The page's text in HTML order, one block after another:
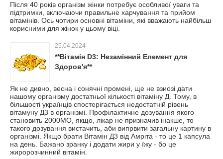
Після 40 років організм жінки потребує особливої уваги та
підтримки, включаючи правильне харчування та прийом
вітамінів. Ось чотири основні вітаміни, які вважають найбільш
корисними для жінок у цьому віці.
25.04.2024
**Вітамін D3: Незамінний Елемент для
Здоров'я**
Як не дивно, весна і сонячні промені, ще не взиозі дати
нашому організму достатньої кількості вітаміну Д. Тому, в
більшості українців спостерігається недостатній рівень
вітамуну Д3 в організмі. Профілактичне дозування якого
становить 2000МО, якщо, лікар не призначив інакше, то
такого дозування вистачить, аби випрвити загальну картину в
організмі. Якщо брати Вітамін Д3 від Амріта - то це 1 капсула
на день. Бажано зранку і додати жири у їжу - бо це
жиророзчинний вітамін.